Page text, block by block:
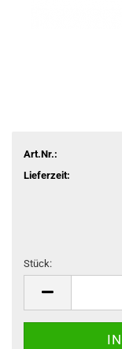
Art.Nr.:
Lieferzeit:
Stück: